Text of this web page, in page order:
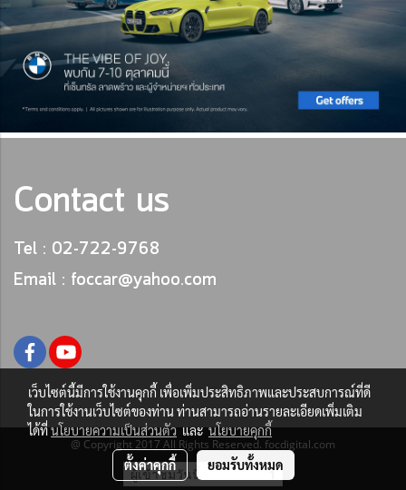
Contact us
Tel : 02-722-9768
Email : foccar@yahoo.com
@ Copyright 2017 All Rights Reserved. focdigital.com
ผู้เข้าชมวันนี้ 1
เว็บไซต์นี้มีการใช้งานคุกกี้ เพื่อเพิ่มประสิทธิภาพและประสบการณ์ที่ดี
ในการใช้งานเว็บไซต์ของท่าน ท่านสามารถอ่านรายละเอียดเพิ่มเติม
ได้ที่นโยบายความเป็นส่วนตัวและนโยบายคุกกี้
ตั้งค่าคุกกี้ ยอมรับทั้งหมด